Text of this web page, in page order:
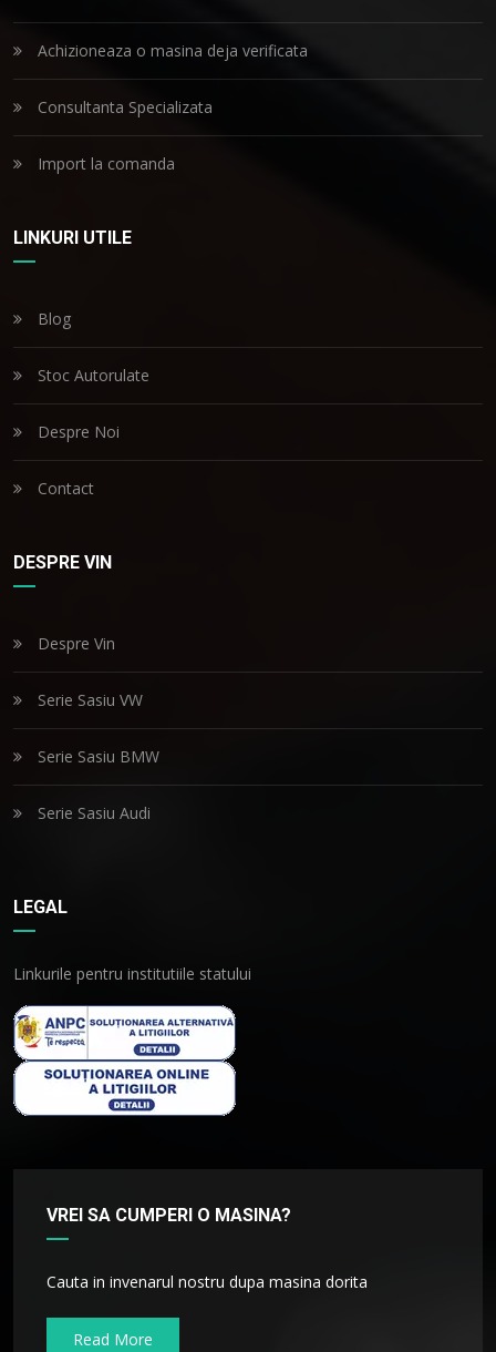
Achizioneaza o masina deja verificata
Consultanta Specializata
Import la comanda
LINKURI UTILE
Blog
Stoc Autorulate
Despre Noi
Contact
DESPRE VIN
Despre Vin
Serie Sasiu VW
Serie Sasiu BMW
Serie Sasiu Audi
LEGAL
Linkurile pentru institutiile statului
VREI SA CUMPERI O MASINA?
Cauta in invenarul nostru dupa masina dorita
Read More